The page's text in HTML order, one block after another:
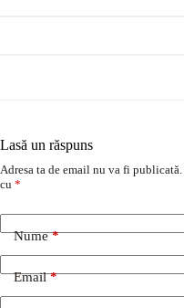
Lasă un răspuns
Adresa ta de email nu va fi publicată.
cu *
Nume*
Email*